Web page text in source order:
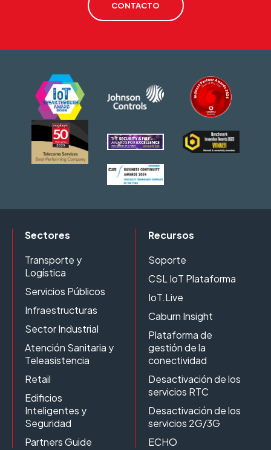
CONTACTO
Sectores
Transporte y
Logística
Servicios Públicos
Infraestructuras
Sector Industrial
Atención Sanitaria y
Teleasistencia
Retail
Edificios
Inteligentes y
Seguridad
Partners Guide
Recursos
Soporte
CSL IoT Plataforma
IoT.Live
Caburn Insight
Plataforma de
gestión de la
conectividad
Desactivación de los
servicios RTC
Desactivación de los
servicios 2G/3G
ECHO